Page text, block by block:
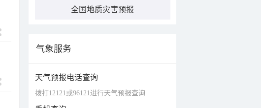
全国地质灾害预报
气象服务
天气预报电话查询
拨打12121或96121进行天气预报查询